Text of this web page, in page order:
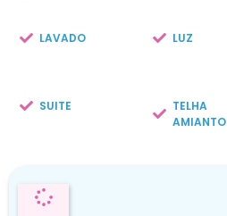
LAVADO LUZ
SUITE
TELHA
AMIANTO